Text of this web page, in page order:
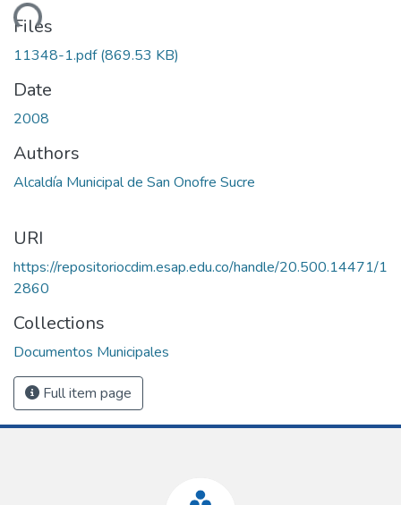
Files
11348-1.pdf(869.53 KB)
Date
2008
Authors
Alcaldía Municipal de San Onofre Sucre
URI
https://repositoriocdim.esap.edu.co/handle/20.500.14471/1
2860
Collections
Documentos Municipales
Full item page